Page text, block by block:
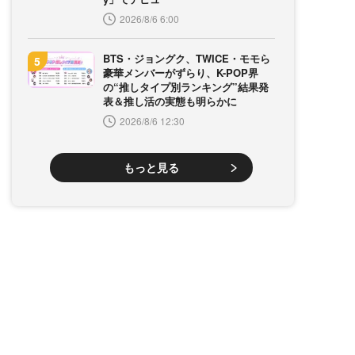
2026/8/6 6:00
BTS・ジョングク、TWICE・モモら
豪華メンバーがずらり、K-POP界
の“推しタイプ別ランキング”結果発
表＆推し活の実態も明らかに
2026/8/6 12:30
もっと見る